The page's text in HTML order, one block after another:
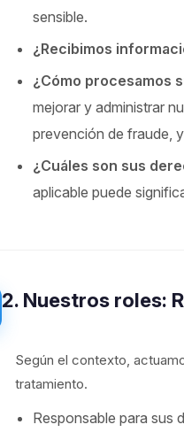
sensible.
¿Recibimos
¿Cómo procesamos
mejorar y administrar
prevención de fraude,
¿Cuáles son sus
aplicable puede
2. Nuestros roles:
Según el contexto,
tratamiento.
Responsable para sus